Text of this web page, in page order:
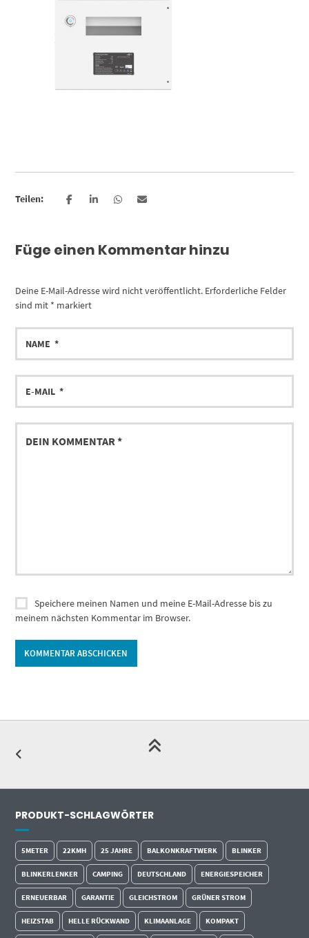
Teilen:
Füge einen Kommentar hinzu
Deine E-Mail-Adresse wird nicht veröffentlicht. Erforderliche Felder
sind mit * markiert
Speichere meinen Namen und meine E-Mail-Adresse bis zu
meinem nächsten Kommentar im Browser.
PRODUKT-SCHLAGWÖRTER
5METER 22KMH 25 JAHRE BALKONKRAFTWERK BLINKER
BLINKERLENKER CAMPING DEUTSCHLAND ENERGIESPEICHER
ERNEUERBAR GARANTIE GLEICHSTROM GRÜNER STROM
HEIZSTAB HELLE RÜCKWAND KLIMAANLAGE KOMPAKT